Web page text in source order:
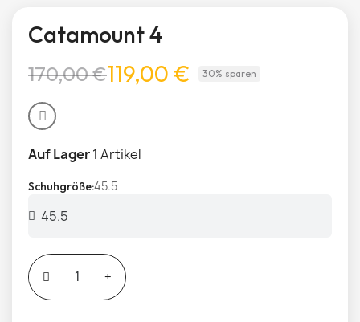
Catamount 4
170,00 €119,00 € 30% sparen
Auf Lager1 Artikel
Schuhgröße45.5